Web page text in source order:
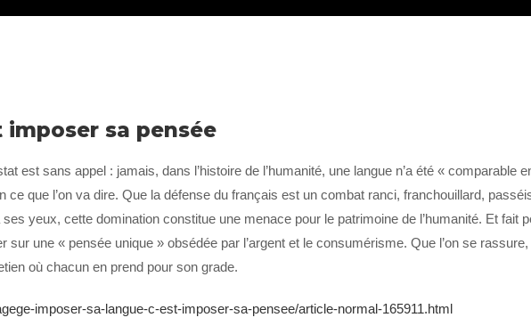
imposer sa pensée
est sans appel : jamais, dans l’histoire de l’humanité, une langue n’a été « comparable
ce que l’on va dire. Que la défense du français est un combat ranci, franchouillard,
yeux, cette domination constitue une menace pour le patrimoine de l’humanité. Et fait
une « pensée unique » obsédée par l’argent et le consumérisme. Que l’on se
où chacun en prend pour son grade.
imposer-sa-langue-c-est-imposer-sa-pensee/article-normal-165911.html